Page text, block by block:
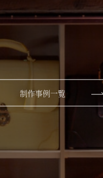
制作事例一覧